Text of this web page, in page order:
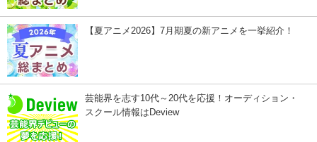
【夏アニメ2026】7月期夏の新アニメを一挙紹介！
芸能界を志す10代～20代を応援！オーディション・
スクール情報はDeview